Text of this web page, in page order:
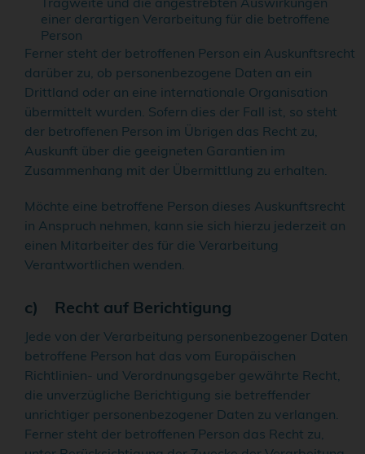
einer derartigen Verarbeitung für die betroffene
Person
Ferner steht der betroffenen Person ein Auskunftsrecht
darüber zu, ob personenbezogene Daten an ein
Drittland oder an eine internationale Organisation
übermittelt wurden. Sofern dies der Fall ist, so steht
der betroffenen Person im Übrigen das Recht zu,
Auskunft über die geeigneten Garantien im
Zusammenhang mit der Übermittlung zu erhalten.
Möchte eine betroffene Person dieses Auskunftsrecht
in Anspruch nehmen, kann sie sich hierzu jederzeit an
einen Mitarbeiter des für die Verarbeitung
Verantwortlichen wenden.
c) Recht auf Berichtigung
Jede von der Verarbeitung personenbezogener Daten
betroffene Person hat das vom Europäischen
Richtlinien- und Verordnungsgeber gewährte Recht,
die unverzügliche Berichtigung sie betreffender
unrichtiger personenbezogener Daten zu verlangen.
Ferner steht der betroffenen Person das Recht zu,